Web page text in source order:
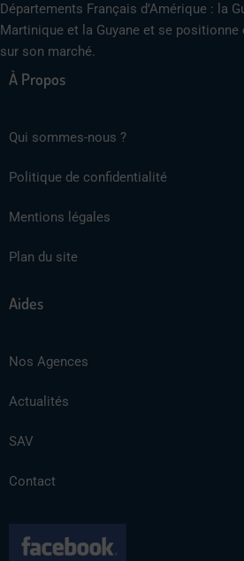
Départements Français d’Amérique : la
Martinique et la Guyane et se positionne
sur son marché.
À Propos
Qui sommes-nous ?
Politique de confidentialité
Mentions légales
Plan du site
Aides
Nos Agences
Actualités
SAV
Contact